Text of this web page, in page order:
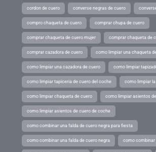
cordon de cuero converse negras de cuero
compro chaqueta de cuero comprar chupa de cuero
comprar chaqueta de cuero mujer comprar chaqueta de
comprar cazadora de cuero como limpiar una chaqueta
como limpiar una cazadora de cuero como limpiar
como limpiar tapiceria de cuero del coche como limpiar
como limpiar chaqueta de cuero como limpiar asientos
como limpiar asientos de cuero de coche
como combinar una falda de cuero negra para fiesta
como combinar una falda de cuero negra como combinar